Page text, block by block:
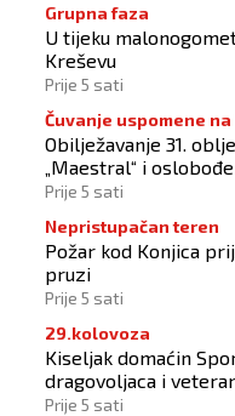
Grupna faza
U tijeku
Kreševu
Prije 5 sati
Čuvanje uspomene
Obilježavanje 31.
„Maestral“ i
pokroviteljstvo HNS-a
Prije 5 sati
Nepristupačan teren
Požar kod Konjica
pruzi
Prije 5 sati
29.kolovoza
Kiseljak domaćin
dragovoljaca i
Dana branitelja
Prije 5 sati